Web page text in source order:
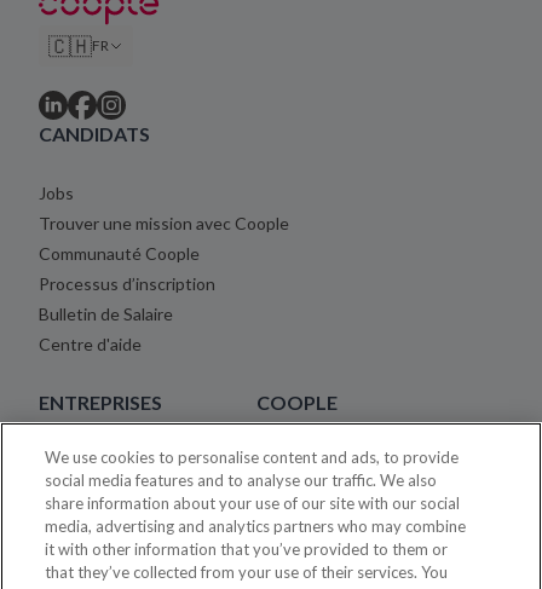
🇨🇭FR
CANDIDATS
Jobs
Trouver une mission avec Coople
Communauté Coople
Processus d’inscription
Bulletin de Salaire
Centre d'aide
ENTREPRISES
Placement Temporaire Tarifs
Centre d'aide
COOPLE
À propos
Blog
Carrière
Juridique
Mentions légales
We use cookies to personalise content and ads, to provide
social media features and to analyse our traffic. We also
share information about your use of our site with our social
media, advertising and analytics partners who may combine
it with other information that you’ve provided to them or
that they’ve collected from your use of their services. You